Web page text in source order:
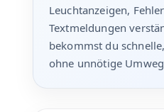
Leuchtanzeigen,
Textmeldungen
bekommst du
ohne unnötige